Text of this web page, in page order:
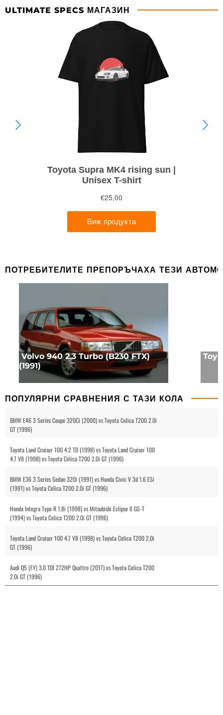
ULTIMATE SPECS МАГАЗИН
ПОТРЕБИТЕЛИТЕ ПРЕПОРЪЧАХА ТЕЗИ
Volvo 940 2.3 Turbo (B230 FTX)
(1991)
ПОПУЛЯРНИ СРАВНЕНИЯ С ТАЗИ КОЛА
BMW E46 3 Series Coupe 320Ci (2000) vs Toyota Celica T200 2.0i
GT (1996)
Toyota Land Cruiser 100 4.2 TD (1998) vs Toyota Land Cruiser 100
4.7 V8 (1998) vs Toyota Celica T200 2.0i GT (1996)
BMW E36 3 Series Sedan 320i (1991) vs Honda Civic V 3d 1.6 ESi
(1991) vs Toyota Celica T200 2.0i GT (1996)
Honda Integra Type R 1.8i (1998) vs Mitsubishi Eclipse II GS-T
(1994) vs Toyota Celica T200 2.0i GT (1996)
Toyota Land Cruiser 100 4.7 V8 (1998) vs Toyota Celica T200 2.0i
GT (1996)
Audi Q5 (FY) 3.0 TDI 272HP Quattro (2017) vs Toyota Celica T200
2.0i GT (1996)